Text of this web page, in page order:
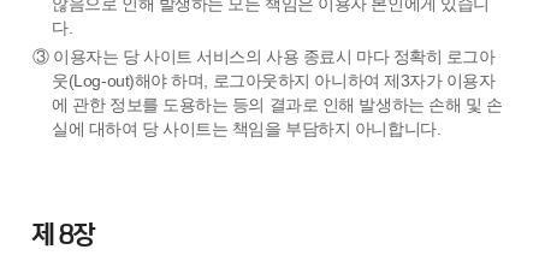
다.
③ 이용자는 당 사이트 서비스의 사용 종료시 마다 정확히 로그아
웃(Log-out)해야 하며, 로그아웃하지 아니하여 제3자가 이용자
에 관한 정보를 도용하는 등의 결과로 인해 발생하는 손해 및 손
실에 대하여 당 사이트는 책임을 부담하지 아니합니다.
제 8장